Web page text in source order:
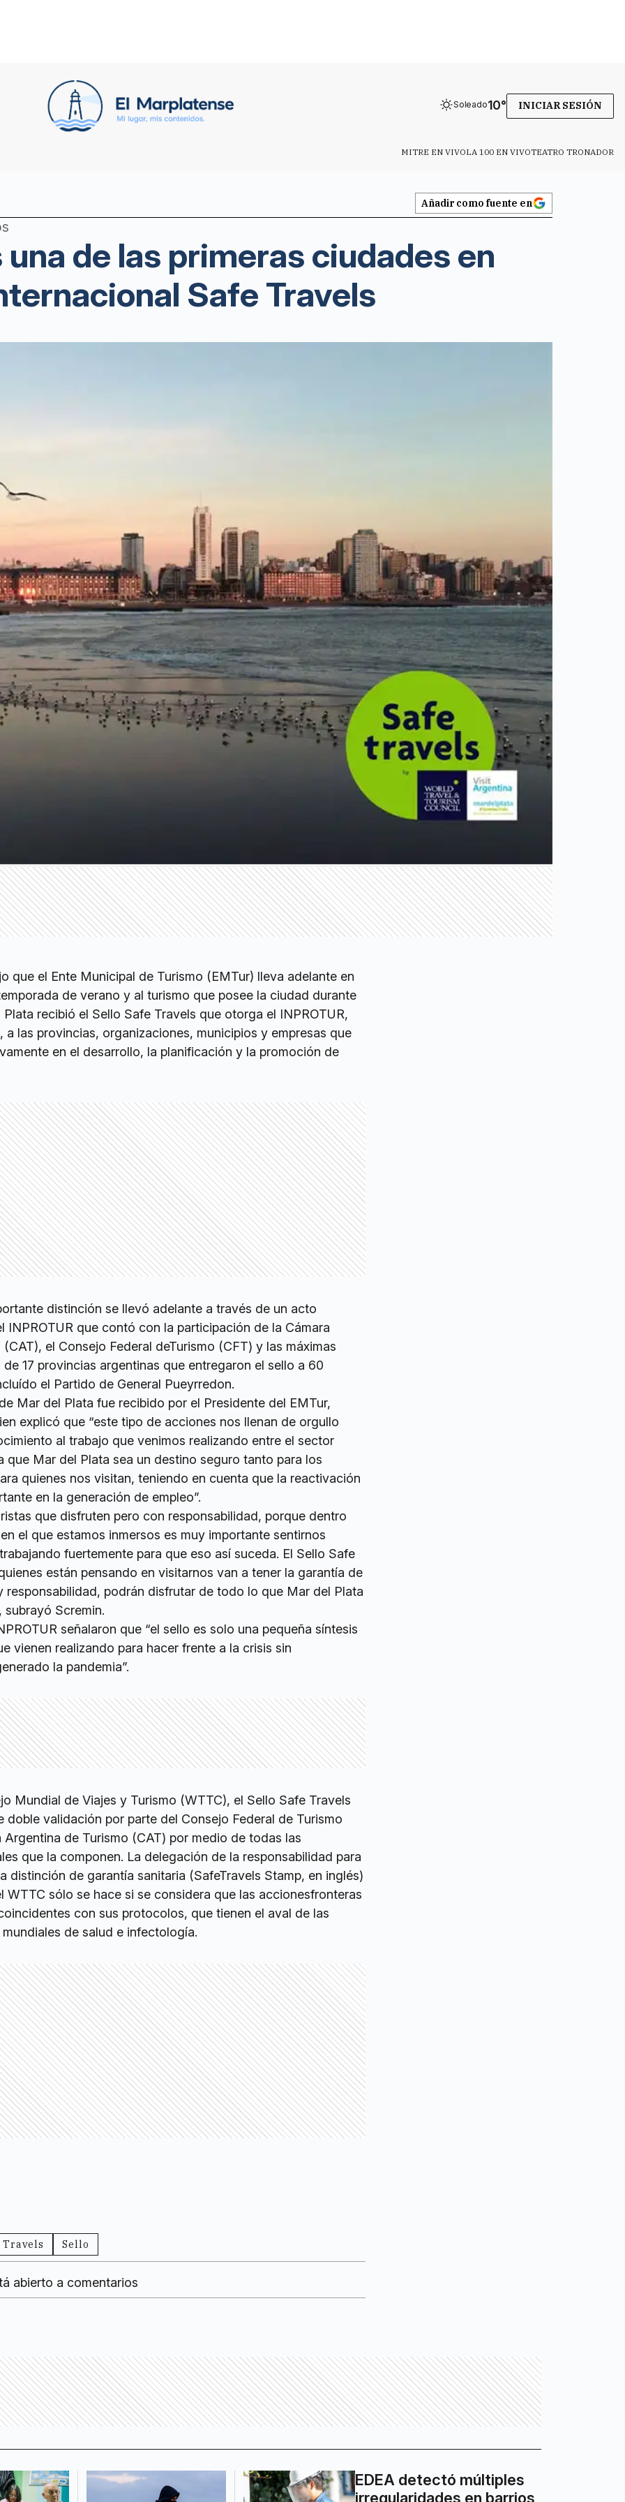
Soleado10° INICIAR SESIÓN
MITRE EN VIVOLA 100 EN VIVOTEATRO TRONADOR
Añadir como fuente en
de las primeras ciudades en
Safe Travels
que el Ente Municipal de Turismo (EMTur) lleva adelante en
de verano y al turismo que posee la ciudad durante
recibió el Sello Safe Travels que otorga el INPROTUR,
a las provincias, organizaciones, municipios y empresas que
en el desarrollo, la planificación y la promoción de
distinción se llevó adelante a través de un acto
INPROTUR que contó con la participación de la Cámara
el Consejo Federal deTurismo (CFT) y las máximas
17 provincias argentinas que entregaron el sello a 60
el Partido de General Pueyrredon.
Mar del Plata fue recibido por el Presidente del EMTur,
explicó que “este tipo de acciones nos llenan de orgullo
al trabajo que venimos realizando entre el sector
que Mar del Plata sea un destino seguro tanto para los
quienes nos visitan, teniendo en cuenta que la reactivación
en la generación de empleo”.
que disfruten pero con responsabilidad, porque dentro
el que estamos inmersos es muy importante sentirnos
fuertemente para que eso así suceda. El Sello Safe
están pensando en visitarnos van a tener la garantía de
podrán disfrutar de todo lo que Mar del Plata
subrayó Scremin.
señalaron que “el sello es solo una pequeña síntesis
vienen realizando para hacer frente a la crisis sin
la pandemia”.
Mundial de Viajes y Turismo (WTTC), el Sello Safe Travels
doble validación por parte del Consejo Federal de Turismo
Argentina de Turismo (CAT) por medio de todas las
que la componen. La delegación de la responsabilidad para
distinción de garantía sanitaria (SafeTravels Stamp, en inglés)
WTTC sólo se hace si se considera que las accionesfronteras
con sus protocolos, que tienen el aval de las
de salud e infectología.
Travels Sello
abierto a comentarios
EDEA detectó múltiples
irregularidades en barrios